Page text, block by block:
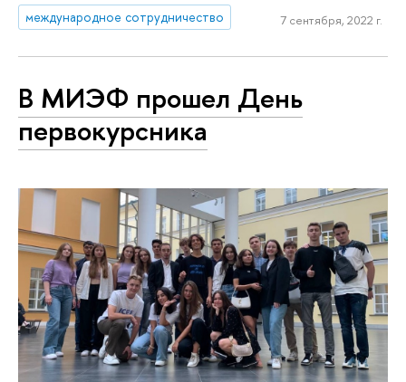
международное сотрудничество
7 сентября, 2022 г.
В МИЭФ прошел День
первокурсника